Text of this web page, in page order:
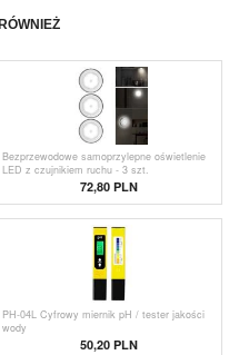
Bezprzewodowe samoprzylepne oświetlenie
LED z czujnikiem ruchu - 3 szt.
72,80 PLN
PH-04L Cyfrowy miernik pH / tester jakości
wody
50,20 PLN